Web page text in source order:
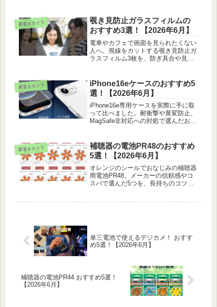
家電＆カメラ
覗き見防止ガラスフィルムの
おすすめ3選！【2026年6月】
電車やカフェで画面を見られたくない
人へ。視線をカットする覗き見防止ガ
ラスフィルム3枚を、防ぎ具合や見や
家電＆カメラ
iPhone16eケースのおすすめ5
選！【2026年6月】
iPhone16e専用ケースを実際に手に取
って比べました。耐衝撃や黄変防止、
MagSafe非対応への対処で選んだおす
家電＆カメラ
補聴器の電池PR48のおすすめ
5選！【2026年6月】
オレンジのシールでおなじみの補聴器
用電池PR48。メーカーの信頼感やコ
スパで選んだ5つを、長持ちのコツと
単三電池で使えるデジカメ！ おすす
め5選！【2026年6月】
補聴器の電池PR44 おすすめ5選！
【2026年6月】